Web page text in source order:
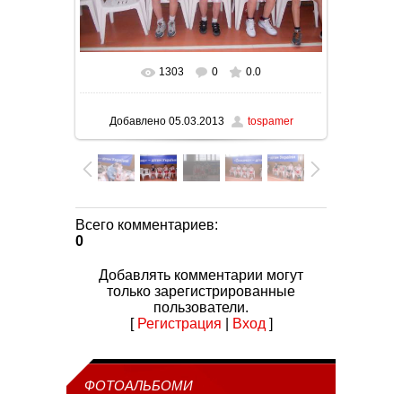
В реальном размере 1000x750
1303 0 0.0
Добавлено05.03.2013 tospamer
Всего комментариев:
0
Добавлять комментарии могут
только зарегистрированные
пользователи.
[ Регистрация Вход ]
ФОТОАЛЬБОМИ